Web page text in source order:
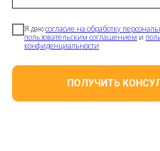
Я даюсогласие на обработку
пользовательским соглашением и
конфиденциальности
ПОЛУЧИТЬ